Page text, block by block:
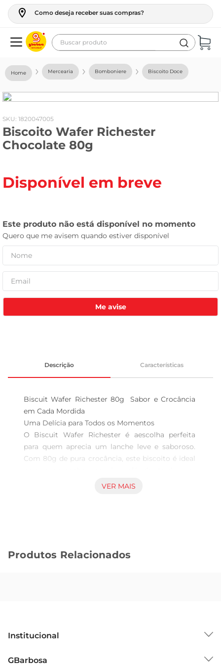
Como deseja receber suas compras?
Buscar produto
Mercearia Bomboniere Biscoito Doce
: 1820047005
Biscoito Wafer Richester
Chocolate 80g
Disponível em breve
Me avise
Descrição Características
Biscuit Wafer Richester 80g  Sabor e Crocância
em Cada Mordida
Uma Delícia para Todos os Momentos
O Biscuit Wafer Richester é aescolha perfeita
para quem aprecia um lanche leve e saboroso.
Com 80g de pura crocância, este biscoito é ideal
lanche rápido ou até mesmo como um petisco
Produzido com ingredientes selecionados, o
reconhecida por sua excelência em produtos de
Versatilidade no Consumo
VER MAIS
Produtos Relacionados
Institucional
GBarbosa
geladeira
fogao
café
cerveja
leite
tv